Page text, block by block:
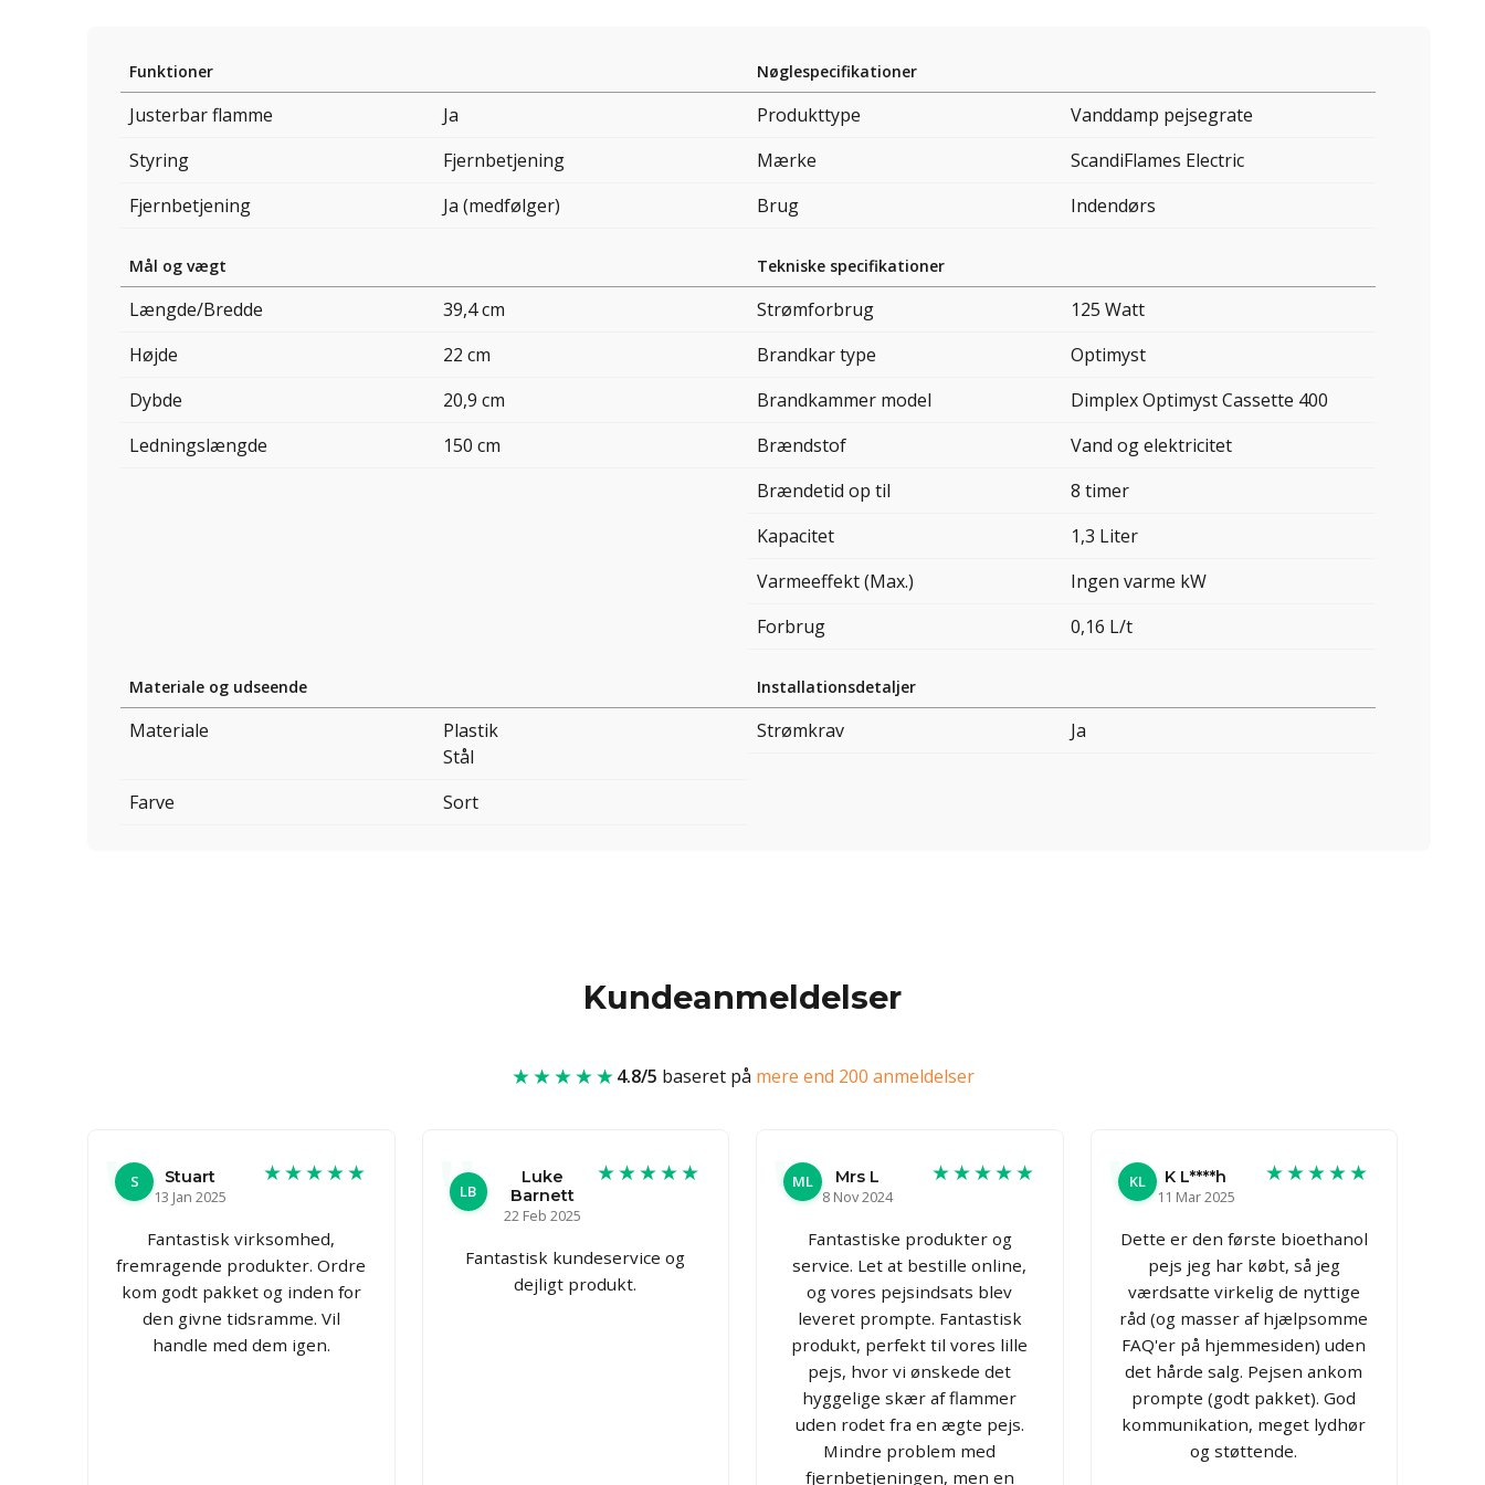
Funktioner
Justerbar flamme
Ja
Styring
Fjernbetjening
Fjernbetjening
Ja (medfølger)
Nøglespecifikationer
Produkttype
Vanddamp pejsegrate
Mærke
ScandiFlames Electric
Brug
Indendørs
Mål og vægt
Længde/Bredde
39,4 cm
Højde
22 cm
Dybde
20,9 cm
Ledningslængde
150 cm
Tekniske specifikationer
Strømforbrug
125 Watt
Brandkar type
Optimyst
Brandkammer model
Dimplex Optimyst Cassette 400
Brændstof
Vand og elektricitet
Brændetid op til
8 timer
Kapacitet
1,3 Liter
Varmeeffekt (Max.)
Ingen varme kW
Forbrug
0,16 L/t
Materiale og udseende
Materiale
Plastik
Stål
Farve
Sort
Installationsdetaljer
Strømkrav Ja
Kundeanmeldelser
★★★★★4.8/5 baseret på mere end 200 anmeldelser
S
Stuart
13 Jan 2025
★★★★★
Fantastisk virksomhed,
fremragende produkter. Ordre
kom godt pakket og inden for
den givne tidsramme. Vil
handle med dem igen.
LB
Luke
Barnett
22 Feb 2025
★★★★★
Fantastisk kundeservice og
dejligt produkt.
ML
Mrs L
8 Nov 2024
★★★★★
Fantastiske produkter og
service. Let at bestille online,
og vores pejsindsats blev
leveret prompte. Fantastisk
produkt, perfekt til vores lille
pejs, hvor vi ønskede det
hyggelige skær af flammer
uden rodet fra en ægte pejs.
Mindre problem med
fjernbetjeningen, men en
KL
K L****h
11 Mar 2025
★★★★★
Dette er den første bioethanol
pejs jeg har købt, så jeg
værdsatte virkelig de nyttige
råd (og masser af hjælpsomme
FAQ'er på hjemmesiden) uden
det hårde salg. Pejsen ankom
prompte (godt pakket). God
kommunikation, meget lydhør
og støttende.